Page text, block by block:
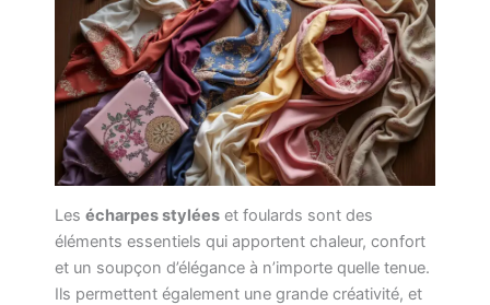
Les écharpes stylées et foulards sont des
éléments essentiels qui apportent chaleur, confort
et un soupçon d’élégance à n’importe quelle tenue.
Ils permettent également une grande créativité, et